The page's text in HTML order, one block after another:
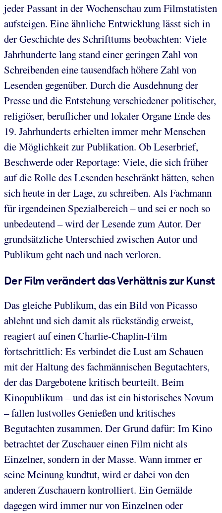
jeder Passant in der Wochenschau zum Filmstatisten
aufsteigen. Eine ähnliche Entwicklung lässt sich in
der Geschichte des Schrifttums beobachten: Viele
Jahrhunderte lang stand einer geringen Zahl von
Schreibenden eine tausendfach höhere Zahl von
Lesenden gegenüber. Durch die Ausdehnung der
Presse und die Entstehung verschiedener politischer,
religiöser, beruflicher und lokaler Organe Ende des
19. Jahrhunderts erhielten immer mehr Menschen
die Möglichkeit zur Publikation. Ob Leserbrief,
Beschwerde oder Reportage: Viele, die sich früher
auf die Rolle des Lesenden beschränkt hätten, sehen
sich heute in der Lage, zu schreiben. Als Fachmann
für irgendeinen Spezialbereich – und sei er noch so
unbedeutend – wird der Lesende zum Autor. Der
grundsätzliche Unterschied zwischen Autor und
Publikum geht nach und nach verloren.
Der Film verändert das Verhältnis zur Kunst
Das gleiche Publikum, das ein Bild von Picasso
ablehnt und sich damit als rückständig erweist,
reagiert auf einen Charlie-Chaplin-Film
fortschrittlich: Es verbindet die Lust am Schauen
mit der Haltung des fachmännischen Begutachters,
der das Dargebotene kritisch beurteilt. Beim
Kinopublikum – und das ist ein historisches Novum
– fallen lustvolles Genießen und kritisches
Begutachten zusammen. Der Grund dafür: Im Kino
betrachtet der Zuschauer einen Film nicht als
Einzelner, sondern in der Masse. Wann immer er
seine Meinung kundtut, wird er dabei von den
anderen Zuschauern kontrolliert. Ein Gemälde
dagegen wird immer nur von Einzelnen oder